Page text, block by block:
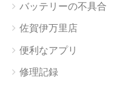
バッテリーの不具合
佐賀伊万里店
便利なアプリ
修理記録